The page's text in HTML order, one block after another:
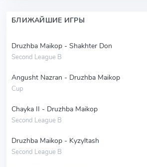
БЛИЖАЙШИЕ ИГРЫ
Druzhba Maikop - Shakhter Don
Second League B
Angusht Nazran - Druzhba Maikop
Cup
Chayka II - Druzhba Maikop
Second League B
Druzhba Maikop - Kyzyltash
Second League B